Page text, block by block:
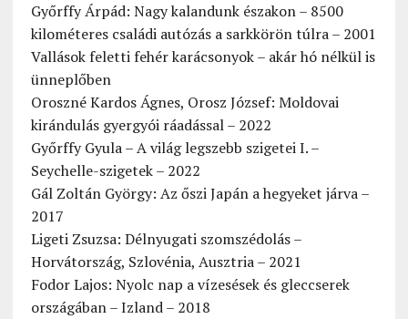
Győrffy Árpád: Nagy kalandunk északon – 8500
kilométeres családi autózás a sarkkörön túlra – 2001
Vallások feletti fehér karácsonyok – akár hó nélkül is
ünneplőben
Oroszné Kardos Ágnes, Orosz József: Moldovai
kirándulás gyergyói ráadással – 2022
Győrffy Gyula – A világ legszebb szigetei I. –
Seychelle-szigetek – 2022
Gál Zoltán György: Az őszi Japán a hegyeket járva –
2017
Ligeti Zsuzsa: Délnyugati szomszédolás –
Horvátország, Szlovénia, Ausztria – 2021
Fodor Lajos: Nyolc nap a vízesések és gleccserek
országában – Izland – 2018